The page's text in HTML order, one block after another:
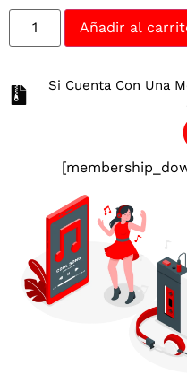
Añadir al
Si Cuenta Con Una